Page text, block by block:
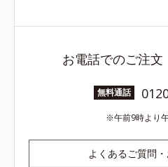
お電話でのご注
無料通話
午前9時より
よくあるご質問